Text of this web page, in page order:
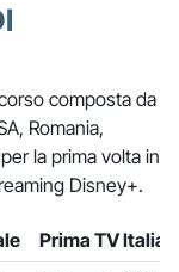
composta da
Romania,
la prima volta in
Disney+.
Prima TV Italia